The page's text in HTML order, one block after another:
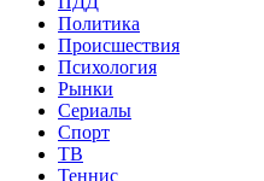
Политика
Происшествия
Психология
Рынки
Сериалы
Спорт
ТВ
Теннис